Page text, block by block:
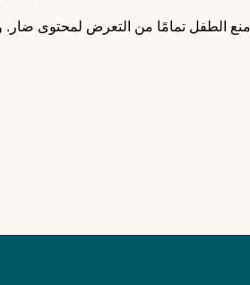
الطفل تمامًا من التعرض لمحتوى ضار.